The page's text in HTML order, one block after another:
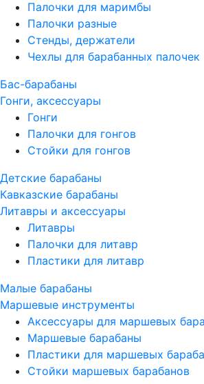
Палочки для маримбы
Палочки разные
Стенды, держатели
Чехлы для барабанных палочек
Бас-барабаны
Гонги, аксессуары
Гонги
Палочки для гонгов
Стойки для гонгов
Детские барабаны
Кавказские барабаны
Литавры и аксессуары
Литавры
Палочки для литавр
Пластики для литавр
Малые барабаны
Маршевые инструменты
Аксессуары для маршевых
Маршевые барабаны
Пластики для маршевых
Стойки маршевых барабанов